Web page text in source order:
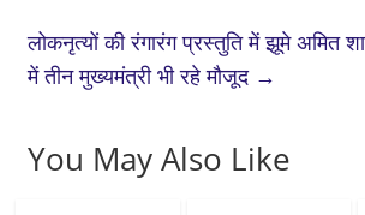
लोकनृत्यों की रंगारंग प्रस्तुति में झूमे अमित
में तीन मुख्यमंत्री भी रहे मौजूद →
You May Also Like